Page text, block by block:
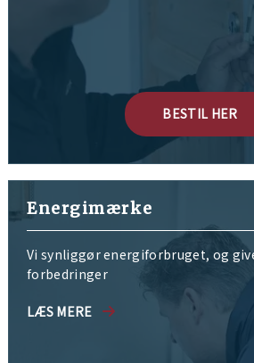
BESTIL HER
Energimærke
Vi synliggør energiforbruget, og
forbedringer
LÆS MERE